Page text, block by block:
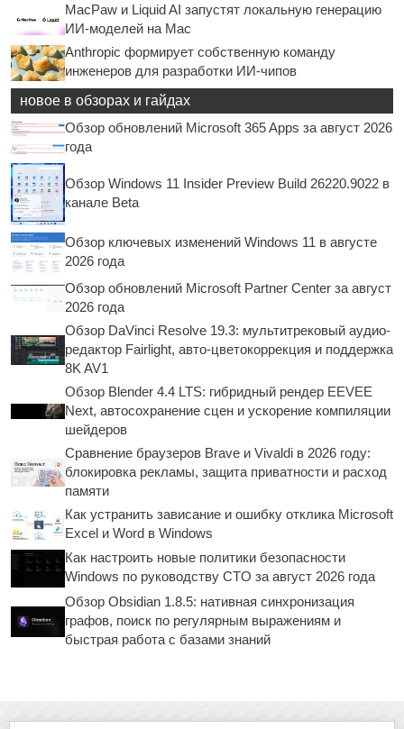
MacPaw и Liquid AI запустят локальную генерацию
ИИ-моделей на Mac
Anthropic формирует собственную команду
инженеров для разработки ИИ-чипов
новое в обзорах и гайдах
Обзор обновлений Microsoft 365 Apps за август 2026
года
Обзор Windows 11 Insider Preview Build 26220.9022 в
канале Beta
Обзор ключевых изменений Windows 11 в августе
2026 года
Обзор обновлений Microsoft Partner Center за август
2026 года
Обзор DaVinci Resolve 19.3: мультитрековый аудио-
редактор Fairlight, авто-цветокоррекция и поддержка
8K AV1
Обзор Blender 4.4 LTS: гибридный рендер EEVEE
Next, автосохранение сцен и ускорение компиляции
шейдеров
Сравнение браузеров Brave и Vivaldi в 2026 году:
блокировка рекламы, защита приватности и расход
памяти
Как устранить зависание и ошибку отклика Microsoft
Excel и Word в Windows
Как настроить новые политики безопасности
Windows по руководству CTO за август 2026 года
Обзор Obsidian 1.8.5: нативная синхронизация
графов, поиск по регулярным выражениям и
быстрая работа с базами знаний